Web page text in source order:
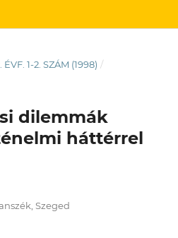
ÉVF. 1-2. SZÁM (1998) /
dilemmák
háttérrel
Szeged